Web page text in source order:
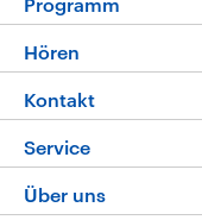
Programm
Programm
Die
Neue
Hören
Livestream
Podcasts
Kontakt
Hörerservice
Service
FAQ
Über uns